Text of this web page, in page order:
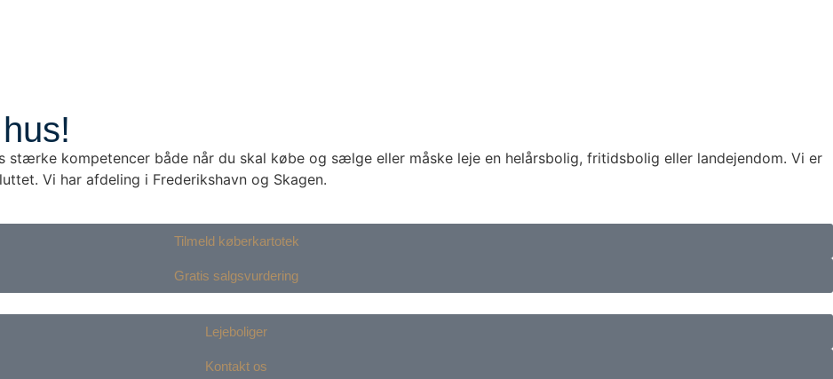
kompetencer både når du skal købe og sælge eller måske leje en helårsbolig, fritidsbolig eller landejendom. Vi er
Vi har afdeling i Frederikshavn og Skagen.
Tilmeld køberkartotek
Gratis salgsvurdering
Lejeboliger
Kontakt os